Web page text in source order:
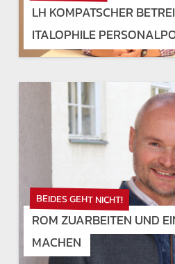
LH KOMPATSCHER
ITALOPHILE
BEIDES GEHT NICHT!
ROM ZUARBEITEN UND
MACHEN